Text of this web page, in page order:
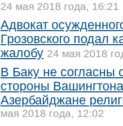
24 мая 2018 года, 16:21
Адвокат
Грозовского подал
жалобу 24 мая 2018
В Баку не согласны
стороны
Азербайджане
мая 2018 года, 12:02